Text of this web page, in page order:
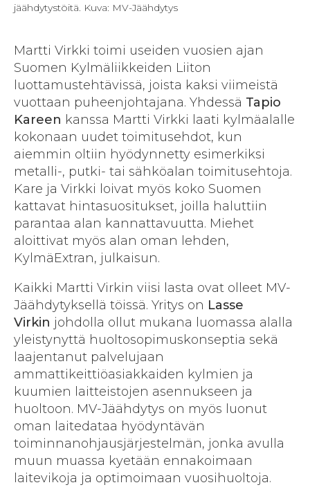
jäähdytystöitä. Kuva: MV-Jäähdytys
Martti Virkki toimi useiden vuosien ajan
Suomen Kylmäliikkeiden Liiton
luottamustehtävissä, joista kaksi viimeistä
vuottaan puheenjohtajana. Yhdessä Tapio
Kareen kanssa Martti Virkki laati kylmäalalle
kokonaan uudet toimitusehdot, kun
aiemmin oltiin hyödynnetty esimerkiksi
metalli-, putki- tai sähköalan toimitusehtoja.
Kare ja Virkki loivat myös koko Suomen
kattavat hintasuositukset, joilla haluttiin
parantaa alan kannattavuutta. Miehet
aloittivat myös alan oman lehden,
KylmäExtran, julkaisun.
Kaikki Martti Virkin viisi lasta ovat olleet MV-
Jäähdytyksellä töissä. Yritys on Lasse
Virkin johdolla ollut mukana luomassa alalla
yleistynyttä huoltosopimuskonseptia sekä
laajentanut palvelujaan
ammattikeittiöasiakkaiden kylmien ja
kuumien laitteistojen asennukseen ja
huoltoon. MV-Jäähdytys on myös luonut
oman laitedataa hyödyntävän
toiminnanohjausjärjestelmän, jonka avulla
muun muassa kyetään ennakoimaan
laitevikoja ja optimoimaan vuosihuoltoja.